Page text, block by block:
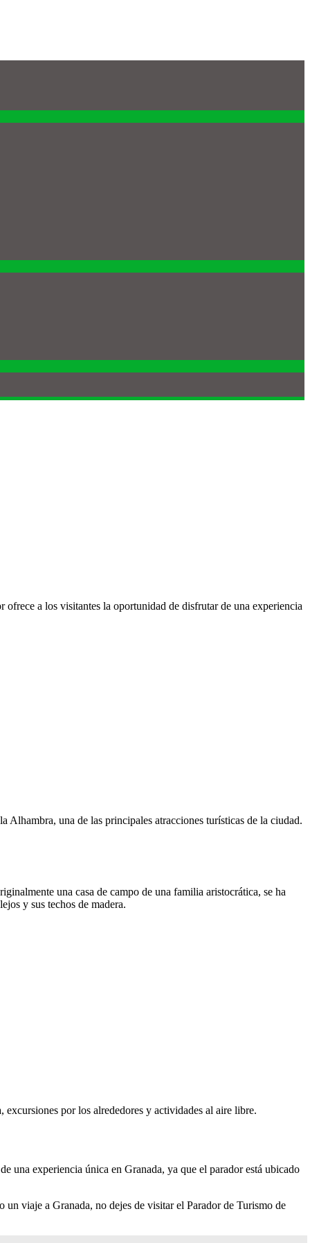
ofrece a los visitantes la oportunidad de disfrutar de una experiencia
Alhambra, una de las principales atracciones turísticas de la ciudad.
una casa de campo de una familia aristocrática, se ha
y sus techos de madera.
por los alrededores y actividades al aire libre.
una experiencia única en Granada, ya que el parador está ubicado
viaje a Granada, no dejes de visitar el Parador de Turismo de